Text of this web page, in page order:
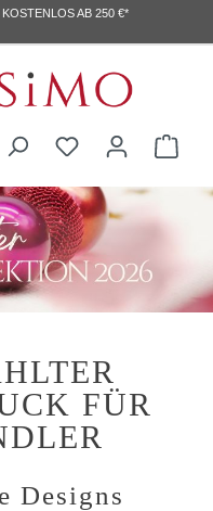
AB 250 €*
8:30 - 14:00 UHR
FÜR
Designs